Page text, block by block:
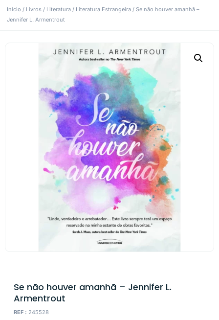
Início / Livros / Literatura / Literatura Estrangeira / Se não houver amanhã –
Jennifer L. Armentrout
Se não houver amanhã – Jennifer L.
Armentrout
REF : 245528